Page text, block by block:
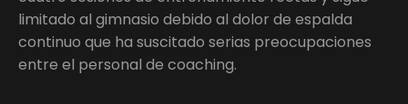
limitado al gimnasio debido al dolor de espalda
continuo que ha suscitado serias preocupaciones
entre el personal de coaching.